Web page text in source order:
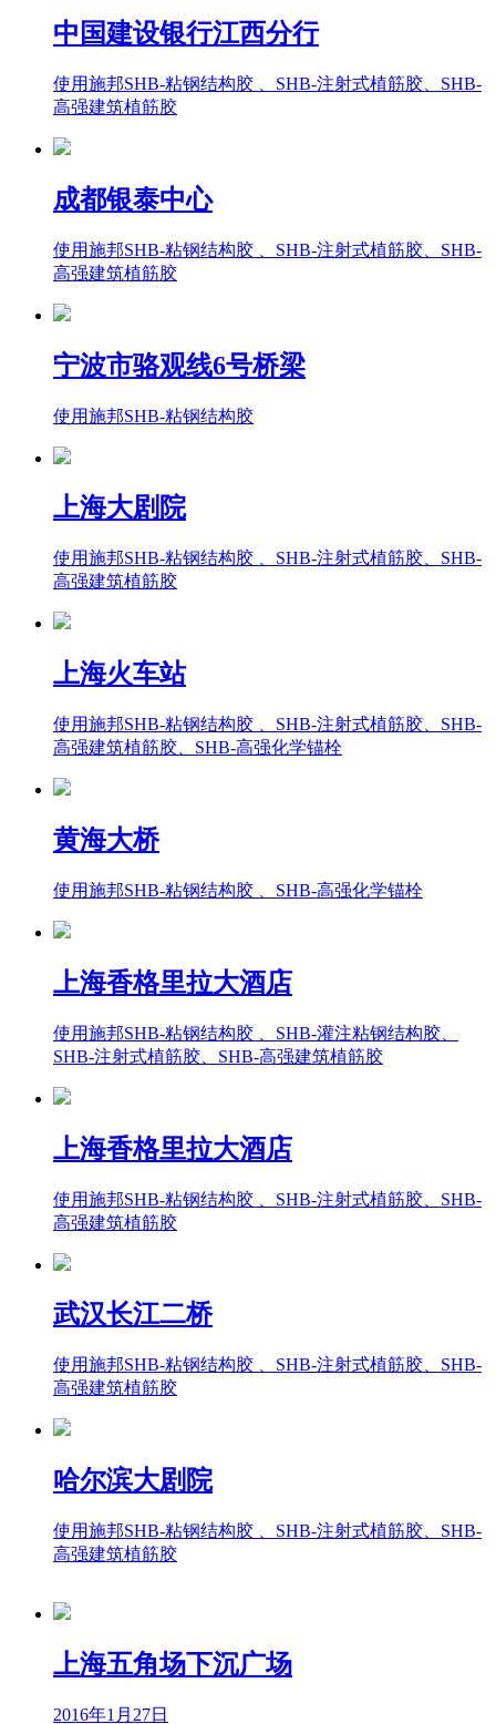
中国建设银行江西分行
使用施邦SHB-粘钢结构胶 、SHB-注射式植筋胶、SHB-
高强建筑植筋胶
成都银泰中心
使用施邦SHB-粘钢结构胶 、SHB-注射式植筋胶、SHB-
高强建筑植筋胶
宁波市骆观线6号桥梁
使用施邦SHB-粘钢结构胶
上海大剧院
使用施邦SHB-粘钢结构胶 、SHB-注射式植筋胶、SHB-
高强建筑植筋胶
上海火车站
使用施邦SHB-粘钢结构胶 、SHB-注射式植筋胶、SHB-
高强建筑植筋胶、SHB-高强化学锚栓
黄海大桥
使用施邦SHB-粘钢结构胶 、SHB-高强化学锚栓
上海香格里拉大酒店
使用施邦SHB-粘钢结构胶 、SHB-灌注粘钢结构胶、
SHB-注射式植筋胶、SHB-高强建筑植筋胶
上海香格里拉大酒店
使用施邦SHB-粘钢结构胶 、SHB-注射式植筋胶、SHB-
高强建筑植筋胶
武汉长江二桥
使用施邦SHB-粘钢结构胶 、SHB-注射式植筋胶、SHB-
高强建筑植筋胶
哈尔滨大剧院
使用施邦SHB-粘钢结构胶 、SHB-注射式植筋胶、SHB-
高强建筑植筋胶
上海五角场下沉广场
2016年1月27日